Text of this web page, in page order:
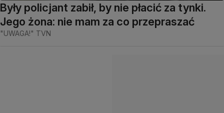
Były policjant zabił, by nie płacić za tynki.
Jego żona: nie mam za co przepraszać
"UWAGA!" TVN